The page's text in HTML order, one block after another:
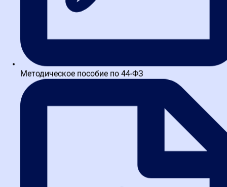
Начальник сектора управления государственного заказа
Комитета экономического развития, промышленной политики и
торговли Правительства Санкт-Петербурга. Эксперт в сфере
антикоррупционного комплаенса и...
Шигаев Валерий Юрьевич
Методическое пособие по 44-ФЗ